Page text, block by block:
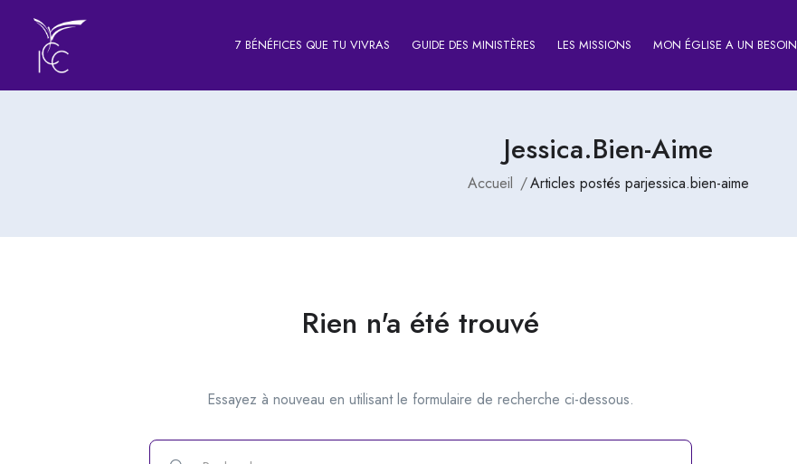
7 BÉNÉFICES QUE TU VIVRAS GUIDE DES MINISTÈRES LES MISSIONS MON ÉGLISE A UN BESOIN
Jessica.bien-Aime
Accueil Articles postés parjessica.bien-aime
Rien n'a été trouvé
Essayez à nouveau en utilisant le formulaire de recherche ci-dessous.